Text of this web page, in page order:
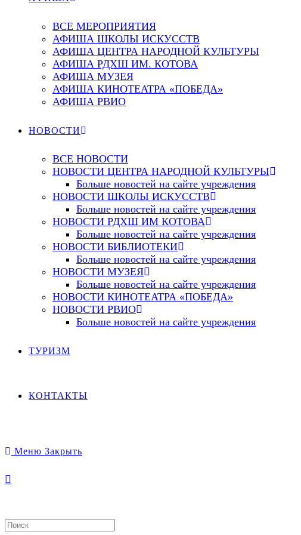
ВСЕ МЕРОПРИЯТИЯ
АФИША ШКОЛЫ ИСКУССТВ
АФИША ЦЕНТРА НАРОДНОЙ КУЛЬТУРЫ
АФИША РДХШ ИМ. КОТОВА
АФИША МУЗЕЯ
АФИША КИНОТЕАТРА «ПОБЕДА»
АФИША РВИО
НОВОСТИ
ВСЕ НОВОСТИ
НОВОСТИ ЦЕНТРА НАРОДНОЙ КУЛЬТУРЫ
Больше новостей на сайте учреждения
НОВОСТИ ШКОЛЫ ИСКУССТВ
Больше новостей на сайте учреждения
НОВОСТИ РДХШ ИМ КОТОВА
Больше новостей на сайте учреждения
НОВОСТИ БИБЛИОТЕКИ
Больше новостей на сайте учреждения
НОВОСТИ МУЗЕЯ
Больше новостей на сайте учреждения
НОВОСТИ КИНОТЕАТРА «ПОБЕДА»
НОВОСТИ РВИО
Больше новостей на сайте учреждения
ТУРИЗМ
КОНТАКТЫ
Меню Закрыть
Search